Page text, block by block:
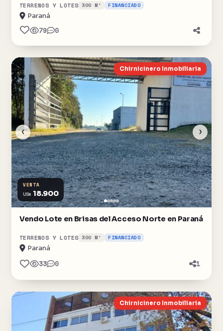
TERRENOS Y LOTES 300 M² FINANCIADO
Paraná
79 0
‹ ›
Chirnicinero Inmobiliaria
VENTA
US$ 18.900
Vendo Lote en Brisas del Acceso Norte en Paraná
TERRENOS Y LOTES 300 M² FINANCIADO
Paraná
33 0 1
Chirnicinero Inmobiliaria